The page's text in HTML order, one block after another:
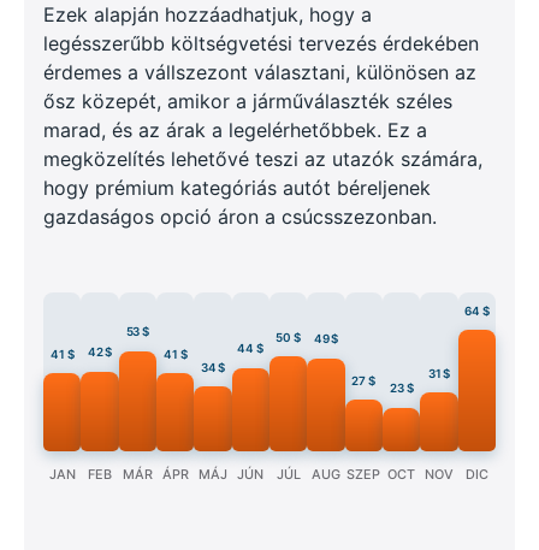
Ezek alapján hozzáadhatjuk, hogy a
legésszerűbb költségvetési tervezés érdekében
érdemes a vállszezont választani, különösen az
ősz közepét, amikor a járműválaszték széles
marad, és az árak a legelérhetőbbek. Ez a
megközelítés lehetővé teszi az utazók számára,
hogy prémium kategóriás autót béreljenek
gazdaságos opció áron a csúcsszezonban.
41 $
JAN
42 $
FEB
53 $
MÁR
41 $
ÁPR
34 $
MÁJ
44 $
JÚN
50 $
JÚL
49 $
AUG
27 $
SZEP
23 $
OCT
31 $
NOV
64 $
DIC